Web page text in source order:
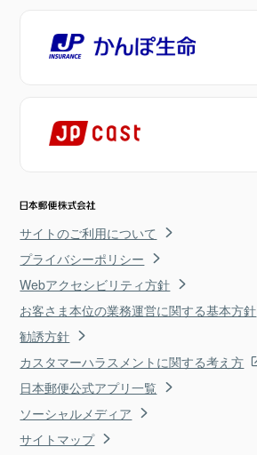
サイトのご利用について
プライバシーポリシー
Webアクセシビリティ方針
お客さま本位の業務運営に関する基本方針
勧誘方針
カスタマーハラスメントに関する考え方
日本郵便公式アプリ一覧
ソーシャルメディア
サイトマップ